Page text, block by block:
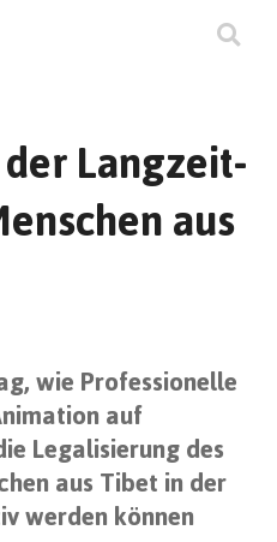
Langzeit-
aus
wie Professionelle
auf
Legalisierung des
aus Tibet in der
werden können